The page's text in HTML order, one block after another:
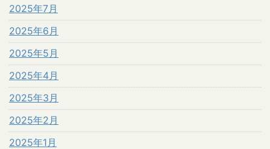
2025年7月
2025年6月
2025年5月
2025年4月
2025年3月
2025年2月
2025年1月